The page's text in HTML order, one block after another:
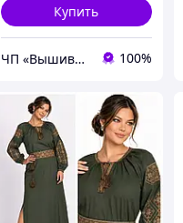
Купить
ЧП «Вышиванка» 100%